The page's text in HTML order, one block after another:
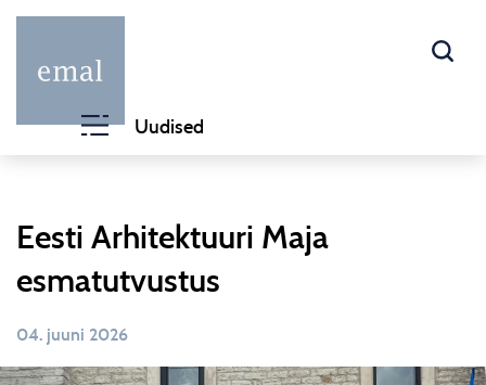
Uudised
Eesti Arhitektuuri Maja
esmatutvustus
04. juuni 2026